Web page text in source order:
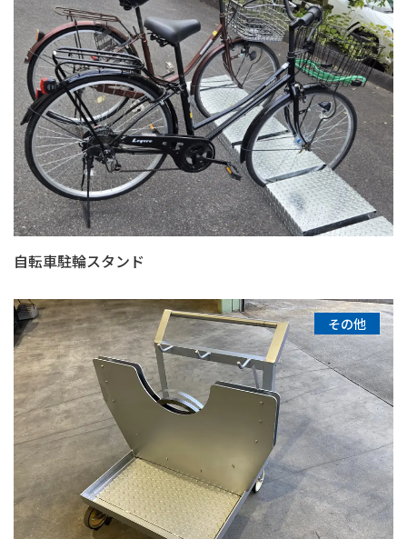
自転車駐輪スタンド
その他